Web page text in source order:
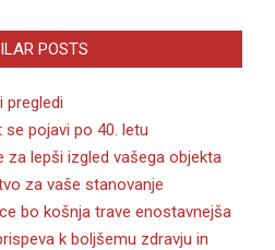
POSTS
pregledi
pojavi po 40. letu
za lepši izgled vašega objekta
za vaše stanovanje
bo košnja trave enostavnejša
k boljšemu zdravju in